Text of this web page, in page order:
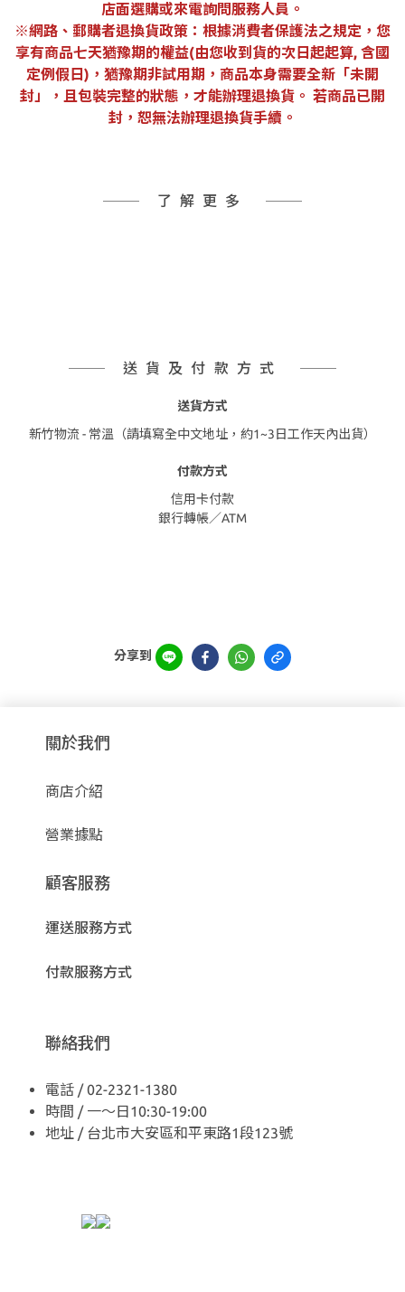
店面選購或來電詢問服務人員。
※網路、郵購者退換貨政策：根據消費者保護法之規定，您
享有商品七天猶豫期的權益(由您收到貨的次日起起算, 含國
定例假日)，猶豫期非試用期，商品本身需要全新「未開
封」，且包裝完整的狀態，才能辦理退換貨。 若商品已開
封，恕無法辦理退換貨手續。
了解更多
送貨及付款方式
送貨方式
新竹物流 - 常溫（請填寫全中文地址，約1~3日工作天內出貨）
付款方式
信用卡付款
銀行轉帳／ATM
分享到
關於我們
商店介紹
營業據點
顧客服務
運送服務方式
付款服務方式
聯絡我們
電話 / 02-2321-1380
時間 / 一～日10:30-19:00
地址 / 台北市大安區和平東路1段123號